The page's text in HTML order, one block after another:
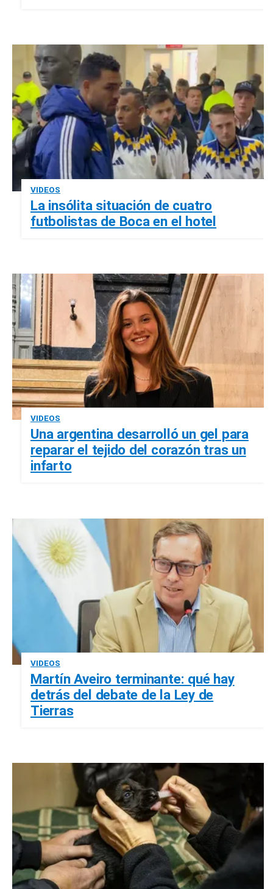
VIDEOS
La insólita situación de cuatro
futbolistas de Boca en el hotel
VIDEOS
Una argentina desarrolló un gel para
reparar el tejido del corazón tras un
infarto
VIDEOS
Martín Aveiro terminante: qué hay
detrás del debate de la Ley de
Tierras